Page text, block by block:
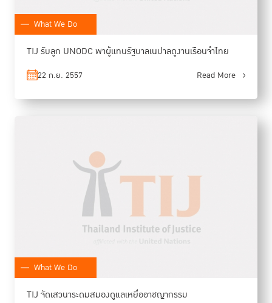
What We Do
TIJ รับลูก UNODC พาผู้แทนรัฐบาลเนปาลดูงานเรือนจำไทย
22 ก.ย. 2557 Read More
What We Do
TIJ จัดเสวนาระดมสมองดูแลเหยื่ออาชญากรรม